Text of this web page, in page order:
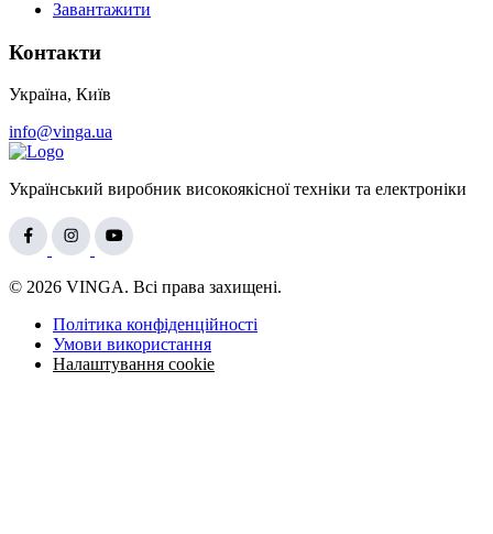
Завантажити
Контакти
Україна, Київ
info@vinga.ua
Український виробник високоякісної техніки та електроніки
© 2026 VINGA. Всі права захищені.
Політика конфіденційності
Умови використання
Налаштування cookie